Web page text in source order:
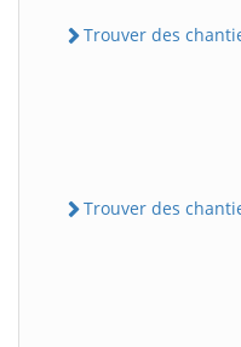
Trouver des
Trouver des